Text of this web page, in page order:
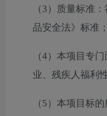
（3） 质量标准 ：
品安全法》标准 ；
（4） 本项目专
业、残疾人福利
（5） 本项目标的